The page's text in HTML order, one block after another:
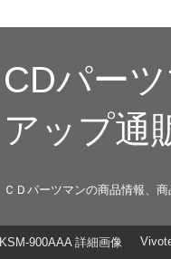
CDパー
アップ通
ＣＤパーツマンの商品情報、
KSM-900AAA 詳細画像